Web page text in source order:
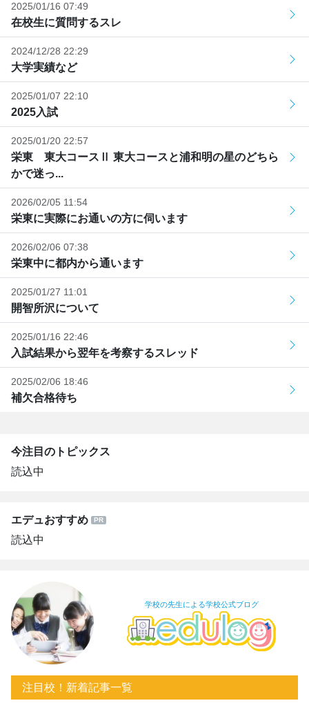
2025/01/16 07:49
在校生に質問するスレ
2024/12/28 22:29
大学実績など
2025/01/07 22:10
2025入試
2025/01/20 22:57
栄東 東大コースⅡ 東大コースと浦和明の星のどちら
かで迷っ...
2026/02/05 11:54
栄東に実際にお通いの方に伺います
2026/02/06 07:38
栄東中に都内から通います
2025/01/27 11:01
開智所沢について
2025/01/16 22:46
入試結果から翌年を考察するスレッド
2025/02/06 18:46
補欠合格待ち
今注目のトピックス
読込中
エデュおすすめ
読込中
学校の先生による学校公式ブログ
注目校！新着記事一覧